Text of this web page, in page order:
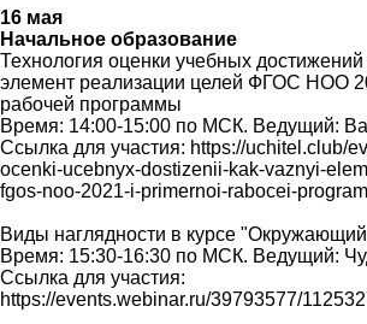
16 мая
Начальное образование
Технология оценки учебных
элемент реализации целей ФГОС НОО
рабочей программы
Время: 14:00-15:00 по МСК. Ведущий:
Ссылка для участия: https://uchitel.club/
ocenki-ucebnyx-dostizenii-kak-vaznyi-
fgos-noo-2021-i-primernoi-rabocei-
Виды наглядности в курсе
Время: 15:30-16:30 по МСК. Ведущий:
Ссылка для участия:
https://events.webinar.ru/39793577/